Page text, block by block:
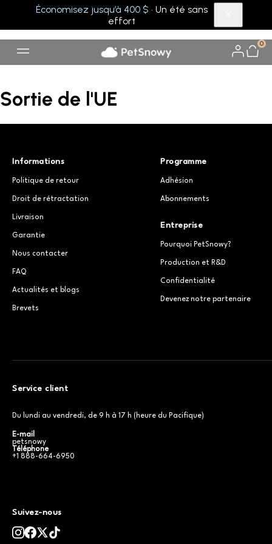
Économisez jusqu’à 400 $ · Un été sans
effort
0
Sortie de l'UE
Informations
Politique de retour
Droit de rétractation
Livraison
Garantie
Nous contacter
FAQ
Actualités et blogs
Brevets
Programme
Adhésion
Abonnements
Entreprise
Pourquoi PetSnowy?
Production et R&D
Confidentialité
Devenez notre partenaire
Service client
Du lundi au vendredi, de 9 h à 17 h (heure du Pacifique)
E-mail
petsnowy
Téléphone
+1 888-664-6950
Suivez-nous